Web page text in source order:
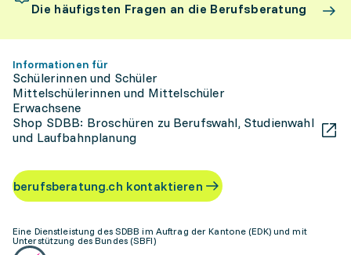
Die häufigsten Fragen an die Berufsberatung
Informationen für
Schülerinnen und Schüler
Mittelschülerinnen und Mittelschüler
Erwachsene
Shop SDBB: Broschüren zu Berufswahl, Studienwahl
und Laufbahnplanung
berufsberatung.ch kontaktieren
Eine Dienstleistung des SDBB im Auftrag der Kantone (EDK) und mit
Unterstützung des Bundes (SBFI)